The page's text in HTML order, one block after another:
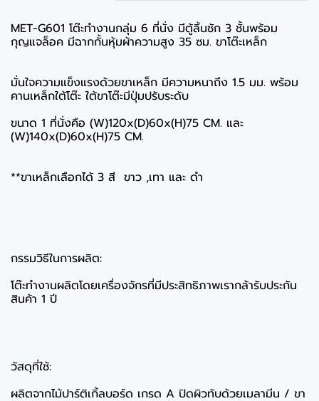
MET-G601 โต๊ะทำงานกลุ่ม 6 ที่นั่ง มีตู้ลิ้นชัก 3 ชั้นพร้อม
กุญแจล็อค มีฉากกั้นหุ้มผ้าความสูง 35 ซม. ขาโต๊ะเหล็ก
มั่นใจความแข็งแรงด้วยขาเหล็ก มีความหนาถึง 1.5 มม. พร้อม
คานเหล็กใต้โต๊ะ ใต้ขาโต๊ะมีปุ่มปรับระดับ
ขนาด 1 ที่นั่งคือ (W)120x(D)60x(H)75 CM. และ
(W)140x(D)60x(H)75 CM.
**ขาเหล็กเลือกได้ 3 สี ขาว ,เทา และ ดำ
กรรมวิธีในการผลิต:
โต๊ะทำงานผลิตโดยเครื่องจักรที่มีประสิทธิภาพเรากล้ารับประกัน
สินค้า 1 ปี
วัสดุที่ใช้:
ผลิตจากไม้ปาร์ติเกิ้ลบอร์ด เกรด A ปิดผิวทับด้วยเมลามีน / ขา